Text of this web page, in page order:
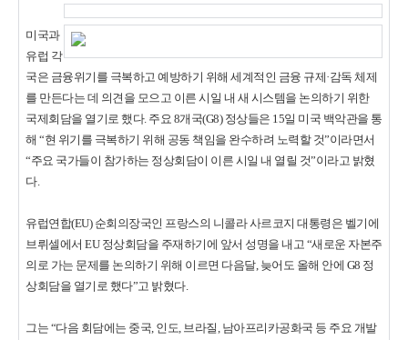
미국과
유럽 각
국은 금융위기를 극복하고 예방하기 위해 세계적인 금융 규제·감독 체제
를 만든다는 데 의견을 모으고 이른 시일 내 새 시스템을 논의하기 위한
국제회담을 열기로 했다. 주요 8개국(G8) 정상들은 15일 미국 백악관을 통
해 “현 위기를 극복하기 위해 공동 책임을 완수하려 노력할 것”이라면서
“주요 국가들이 참가하는 정상회담이 이른 시일 내 열릴 것”이라고 밝혔
다.
유럽연합(EU) 순회의장국인 프랑스의 니콜라 사르코지 대통령은 벨기에
브뤼셀에서 EU 정상회담을 주재하기에 앞서 성명을 내고 “새로운 자본주
의로 가는 문제를 논의하기 위해 이르면 다음달, 늦어도 올해 안에 G8 정
상회담을 열기로 했다”고 밝혔다.
그는 “다음 회담에는 중국, 인도, 브라질, 남아프리카공화국 등 주요 개발